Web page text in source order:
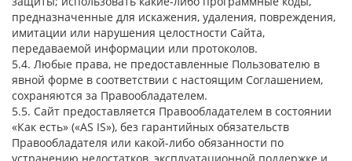
предназначенные для искажения, удаления, повреждения,
имитации или нарушения целостности Сайта,
передаваемой информации или протоколов.
5.4. Любые права, не предоставленные Пользователю в
явной форме в соответствии с настоящим Соглашением,
сохраняются за Правообладателем.
5.5. Сайт предоставляется Правообладателем в состоянии
«Как есть» («AS IS»), без гарантийных обязательств
Правообладателя или какой-либо обязанности по